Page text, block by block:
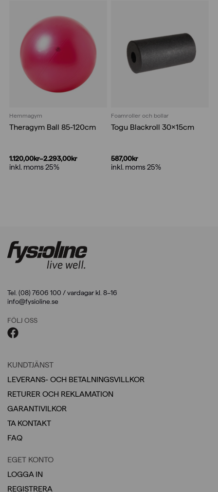
Hemmagym
Theragym Ball 85-120cm
1.120,00kr–2.293,00kr
Prisintervall:
inkl. moms 25%
Foamroller och bollar
Togu Blackroll 30x15cm
587,00kr
inkl. moms 25%
Tel. (08) 7606 100 / vardagar kl. 8–16
info@fysioline.se
FÖLJ OSS
KUNDTJÄNST
LEVERANS- OCH BETALNINGSVILLKOR
RETURER OCH REKLAMATION
GARANTIVILKOR
TA KONTAKT
FAQ
EGET KONTO
LOGGA IN
REGISTRERA